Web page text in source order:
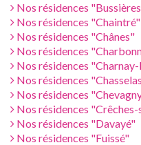
Nos résidences
Nos résidences "Chaintré"
Nos résidences "Chânes"
Nos résidences
Nos résidences
Nos résidences
Nos résidences
Nos résidences "Crêches-
Nos résidences "Davayé"
Nos résidences "Fuissé"